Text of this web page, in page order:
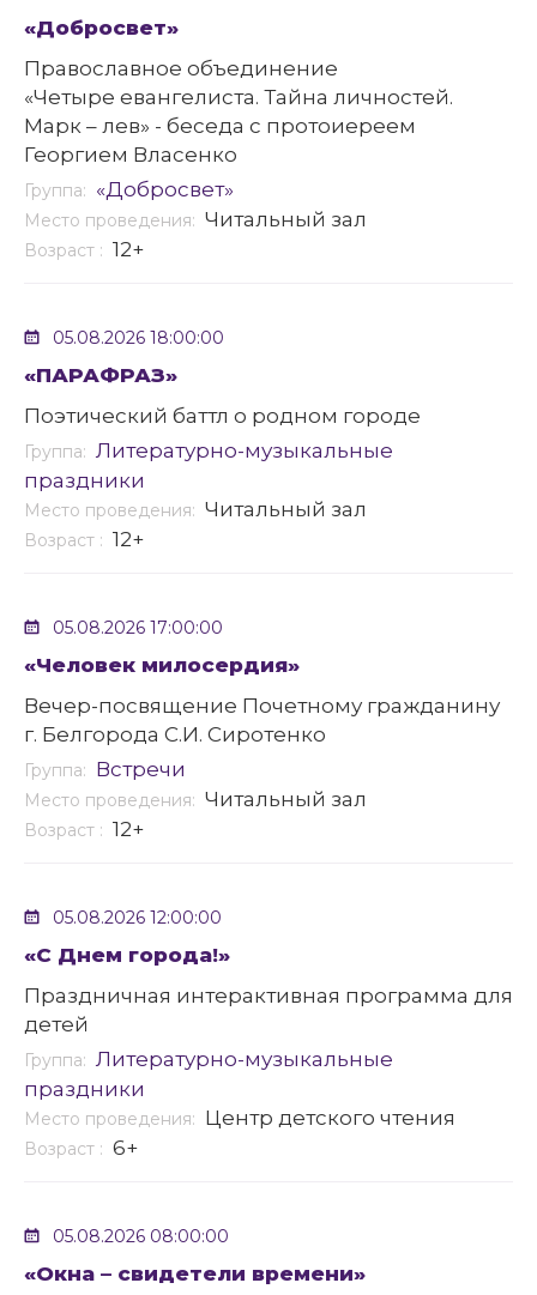
«Добросвет»
Православное объединение
«Четыре евангелиста. Тайна личностей.
Марк – лев» - беседа с протоиереем
Георгием Власенко
Группа: «Добросвет»
Место проведения: Читальный зал
Возраст : 12+
05.08.2026 18:00:00
«ПАРАФРАЗ»
Поэтический баттл о родном городе
Группа: Литературно-музыкальные
праздники
Место проведения: Читальный зал
Возраст : 12+
05.08.2026 17:00:00
«Человек милосердия»
Вечер-посвящение Почетному гражданину
г. Белгорода С.И. Сиротенко
Группа: Встречи
Место проведения: Читальный зал
Возраст : 12+
05.08.2026 12:00:00
«С Днем города!»
Праздничная интерактивная программа для
детей
Группа: Литературно-музыкальные
праздники
Место проведения: Центр детского чтения
Возраст : 6+
05.08.2026 08:00:00
«Окна – свидетели времени»